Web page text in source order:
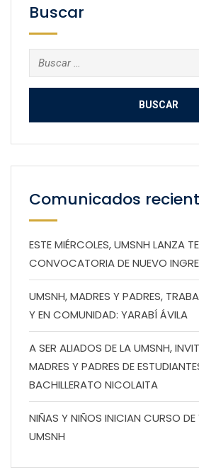
Buscar
Buscar:
Comunicados
ESTE MIÉRCOLES, UMSNH LANZA
CONVOCATORIA DE NUEVO
UMSNH, MADRES Y PADRES,
Y EN COMUNIDAD: YARABÍ ÁVILA
A SER ALIADOS DE LA UMSNH,
MADRES Y PADRES DE
BACHILLERATO NICOLAITA
NIÑAS Y NIÑOS INICIAN CURSO DE
UMSNH